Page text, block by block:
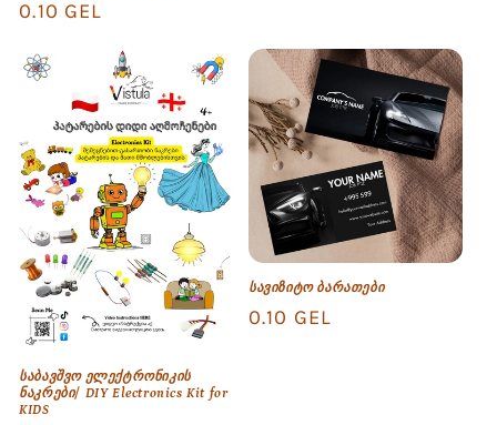
Regular
0.10 GEL
საბავშვო ელექტრონიკის
ნაკრები/ DIY Electronics Kit for
KIDS
სავიზიტო ბარათები
Regular
0.10 GEL